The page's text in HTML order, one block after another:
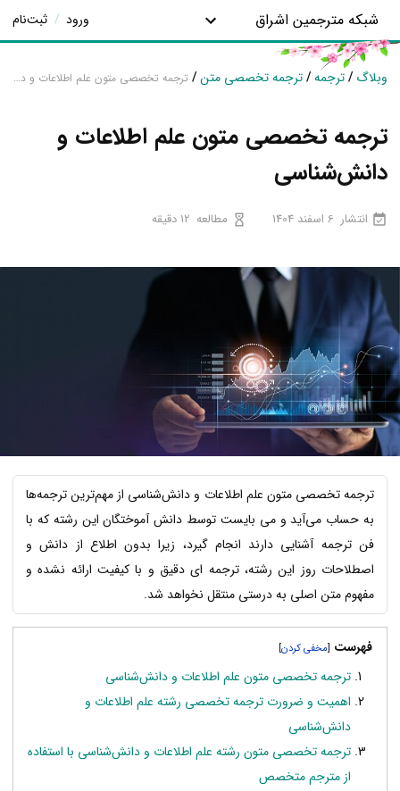
شبکه مترجمین اشراق ورود / ثبت‌نام
وبلاگ /ترجمه/ترجمه تخصصی متن/ ترجمه تخصصی متون علم اطلاعات و دانش‌شناسی
ترجمه تخصصی متون علم اطلاعات و
دانش‌شناسی
انتشار 6 اسفند 1404 مطالعه 12 دقیقه
ترجمه تخصصی متون علم اطلاعات و دانش‌شناسی از مهم‌ترین ترجمه‌ها
به حساب می‌آید و می بایست توسط دانش آموختگان این رشته که با
فن ترجمه آشنایی دارند انجام گیرد، زیرا بدون اطلاع از دانش و
اصطلاحات روز این رشته، ترجمه ای دقیق و با کیفیت ارائه نشده و
مفهوم متن اصلی به درستی منتقل نخواهد شد.
فهرست [
]
ترجمه تخصصی متون علم اطلاعات و دانش‌شناسی
اهمیت و ضرورت ترجمه تخصصی رشته علم اطلاعات و
دانش‌شناسی
ترجمه تخصصی متون رشته علم اطلاعات و دانش‌شناسی با استفاده
از مترجم متخصص